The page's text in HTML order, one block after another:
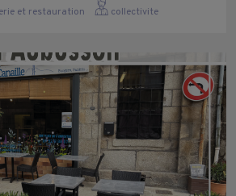
et restauration collectivite